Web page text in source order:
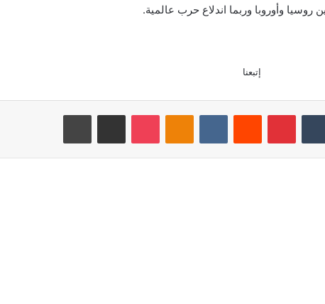
روسيا وأوروبا وربما اندلاع حرب عالمية.
إتبعنا
بينتيريست Odnoklassniki
‫Pocket مشاركة عبر البريد طباعة